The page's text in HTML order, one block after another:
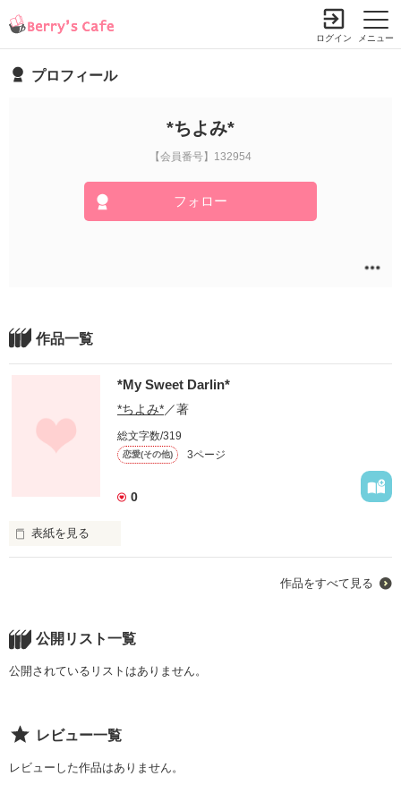
メニュー
ログイン
プロフィール
*ちよみ*
【会員番号】132954
フォロー
作品一覧
*My Sweet Darlin*
*ちよみ*／著
総文字数/319
恋愛(その他) 3ページ
0
表紙を見る
ずーっと
ずーっと
南くんは…??
作品をすべて見る
公開リスト一覧
公開されているリストはありません。
レビュー一覧
レビューした作品はありません。